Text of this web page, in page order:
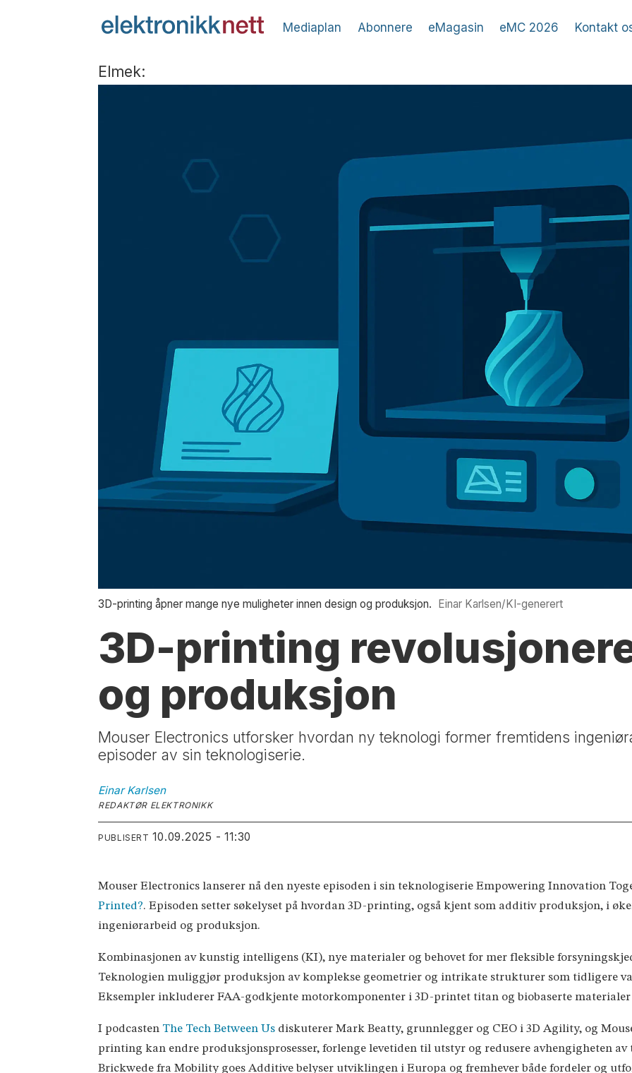
Mediaplan Abonnere eMagasin eMC 2026 Kontakt
Elmek:
3D-printing åpner mange nye muligheter innen design og produksjon. Einar Karlsen/KI-generert
3D-printing
og produksjon
Mouser Electronics utforsker hvordan ny teknologi former fremtidens
episoder av sin teknologiserie.
Einar Karlsen
REDAKTØR ELEKTRONIKK
PUBLISERT 10.09.2025 - 11:30
Mouser Electronics lanserer nå den nyeste episoden i sin teknologi­serie Empowering Innovation
Printed?. Episoden setter søkelyset på hvordan 3D-printing, også kjent som additiv produksjon, i
ingeniørarbeid og produksjon.
Kombinasjonen av kunstig intelligens (KI), nye materialer og behovet for mer fleksible
Teknologien muliggjør produksjon av komplekse geometrier og intrikate strukturer som tidligere
Eksempler inkluderer FAA-godkjente motorkomponenter i 3D-printet titan og biobaserte
I podcasten The Tech Between Us diskuterer Mark Beatty, grunnlegger og CEO i 3D Agility, og
printing kan endre produksjonsprosesser, forlenge levetiden til utstyr og redusere avhengigheten
Brickwede fra Mobility goes Additive belyser utviklingen i Europa og fremhever både fordeler og